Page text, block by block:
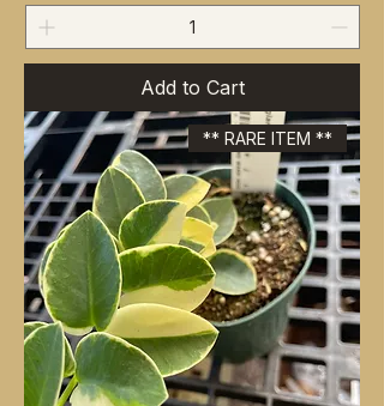
Add to Cart
** RARE ITEM **